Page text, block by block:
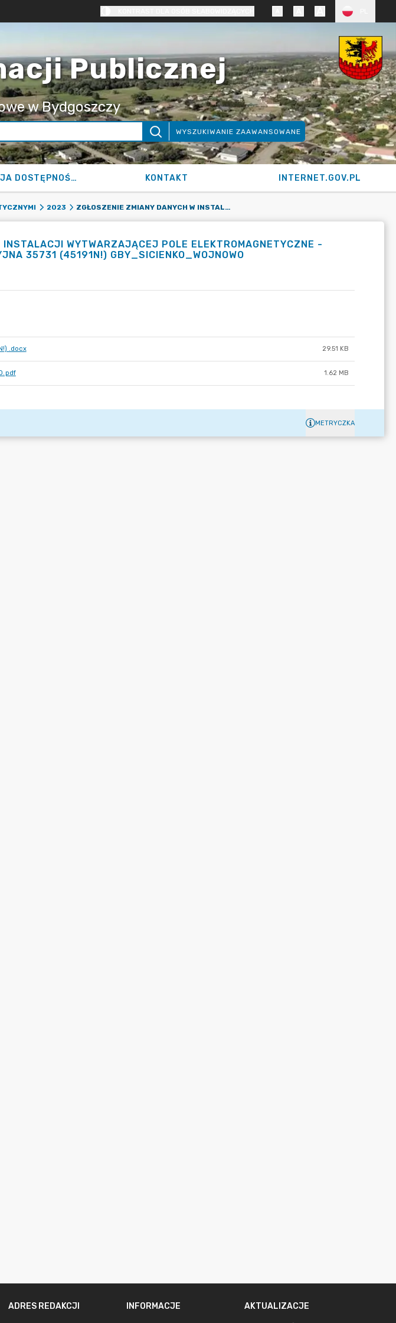
Publicznej
w Bydgoszczy
WYSZUKIWANIE ZAAWANSOWANE
DEKLARACJA DOSTĘPNOŚCI KONTAKT INTERNET.GOV.PL
2023 ZGŁOSZENIE ZMIANY DANYCH W INSTALACJI WYTWARZAJĄCEJ POLE ELEKTROMAGNETYCZNE - INSTALACJA RADIOKOMUNIKACYJNA 35731 (45191N!) GBY_SICIENKO_WOJNOWO
INSTALACJI WYTWARZAJĄCEJ POLE ELEKTROMAGNETYCZNE -
35731 (45191N!) GBY_SICIENKO_WOJNOWO
.docx 29.51 KB
1.62 MB
METRYCZKA
ADRES REDAKCJI INFORMACJE AKTUALIZACJE